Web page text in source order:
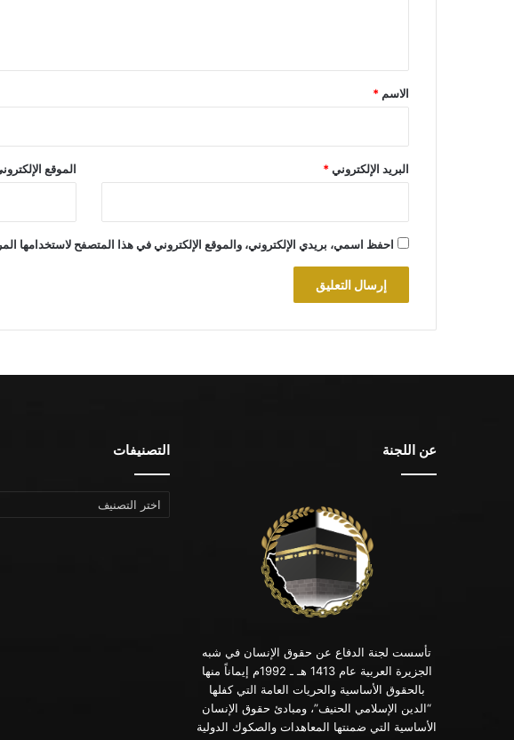
*
الاسم *
البريد الإلكتروني* الموقع
احفظ اسمي، بريدي الإلكتروني، والموقع الإلكتروني في هذا المتصفح لاستخدامها
عن اللجنة
تأسست لجنة الدفاع عن حقوق الإنسان في شبه
الجزيرة العربية عام 1413 هـ ـ 1992م إيماناً منها
بالحقوق الأساسية والحريات العامة التي كفلها
“الدين الإسلامي الحنيف”، ومبادئ حقوق الإنسان
الأساسية التي ضمنتها المعاهدات والصكوك الدولية
التصنيفات
التصنيفات